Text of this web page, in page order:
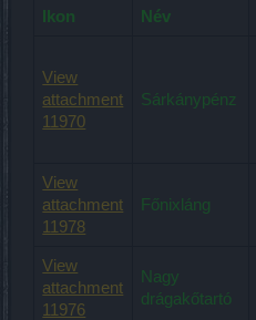
Ikon Név
View
attachment
11970
Sárkánypénz
View
attachment
11978
Főnixláng
View
attachment
11976
Nagy
drágakőtartó